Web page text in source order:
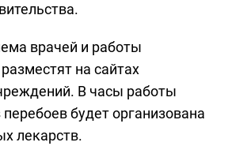
врачей и работы
на сайтах
В часы работы
будет организована
лекарств.